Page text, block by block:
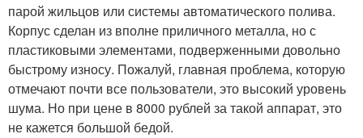
парой жильцов или системы автоматического полива.
Корпус сделан из вполне приличного металла, но с
пластиковыми элементами, подверженными довольно
быстрому износу. Пожалуй, главная проблема, которую
отмечают почти все пользователи, это высокий уровень
шума. Но при цене в 8000 рублей за такой аппарат, это
не кажется большой бедой.